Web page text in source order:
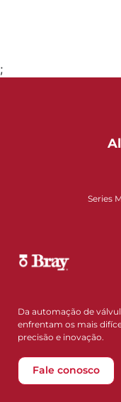
;
Series
Da automação de
enfrentam os mais
precisão e inovação.
Fale conosco